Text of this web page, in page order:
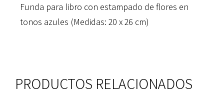
Funda para libro con estampado de flores en
tonos azules (Medidas: 20 x 26 cm)
PRODUCTOS RELACIONADOS